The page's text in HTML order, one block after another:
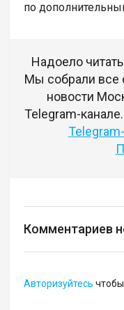
по
Надоело
Мы собрали все
новости
Telegram-
Комментариев
Авторизуйтесь